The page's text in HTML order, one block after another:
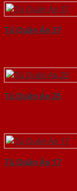
Tủ Quần Áo 37
Tủ Quần Áo 25
Tủ Quần Áo 17